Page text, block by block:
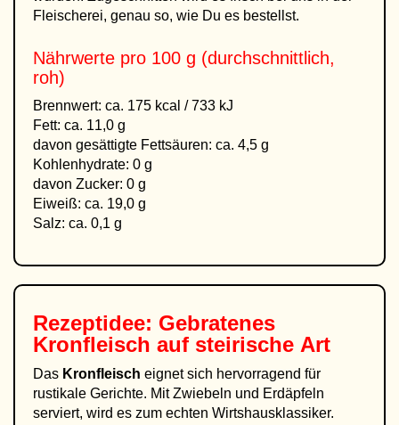
Fleischerei, genau so, wie Du es bestellst.
Nährwerte pro 100 g (durchschnittlich,
roh)
Brennwert: ca. 175 kcal / 733 kJ
Fett: ca. 11,0 g
davon gesättigte Fettsäuren: ca. 4,5 g
Kohlenhydrate: 0 g
davon Zucker: 0 g
Eiweiß: ca. 19,0 g
Salz: ca. 0,1 g
Rezeptidee: Gebratenes
Kronfleisch auf steirische Art
Das Kronfleisch eignet sich hervorragend für
rustikale Gerichte. Mit Zwiebeln und Erdäpfeln
serviert, wird es zum echten Wirtshausklassiker.